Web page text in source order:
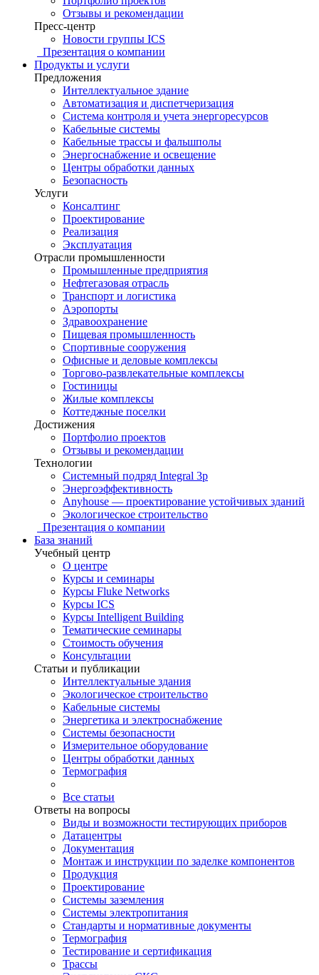
Отзывы и рекомендации
Пресс-центр
Новости группы ICS
Презентация о компании
Продукты и услуги
Предложения
Интеллектуальное здание
Автоматизация и диспетчеризация
Система контроля и учета энергоресурсов
Кабельные системы
Кабельные трассы и фальшполы
Энергоснабжение и освещение
Центры обработки данных
Безопасность
Услуги
Консалтинг
Проектирование
Реализация
Эксплуатация
Отрасли промышленности
Промышленные предприятия
Нефтегазовая отрасль
Транспорт и логистика
Аэропорты
Здравоохранение
Пищевая промышленность
Спортивные сооружения
Офисные и деловые комплексы
Торгово-развлекательные комплексы
Гостиницы
Жилые комплексы
Коттеджные поселки
Достижения
Портфолио проектов
Отзывы и рекомендации
Технологии
Системный подряд Integral 3p
Энергоэффективность
Anyhouse — проектирование устойчивых зданий
Экологическое строительство
Презентация о компании
База знаний
Учебный центр
О центре
Курсы и семинары
Курсы Fluke Networks
Курсы ICS
Курсы Intelligent Building
Тематические семинары
Стоимость обучения
Консультации
Статьи и публикации
Интеллектуальные здания
Экологическое строительство
Кабельные системы
Энергетика и электроснабжение
Системы безопасности
Измерительное оборудование
Центры обработки данных
Термография
Все статьи
Ответы на вопросы
Виды и возможности тестирующих приборов
Датацентры
Документация
Монтаж и инструкции по заделке компонентов
Продукция
Проектирование
Системы заземления
Системы электропитания
Стандарты и нормативные документы
Термография
Тестирование и сертификация
Трассы